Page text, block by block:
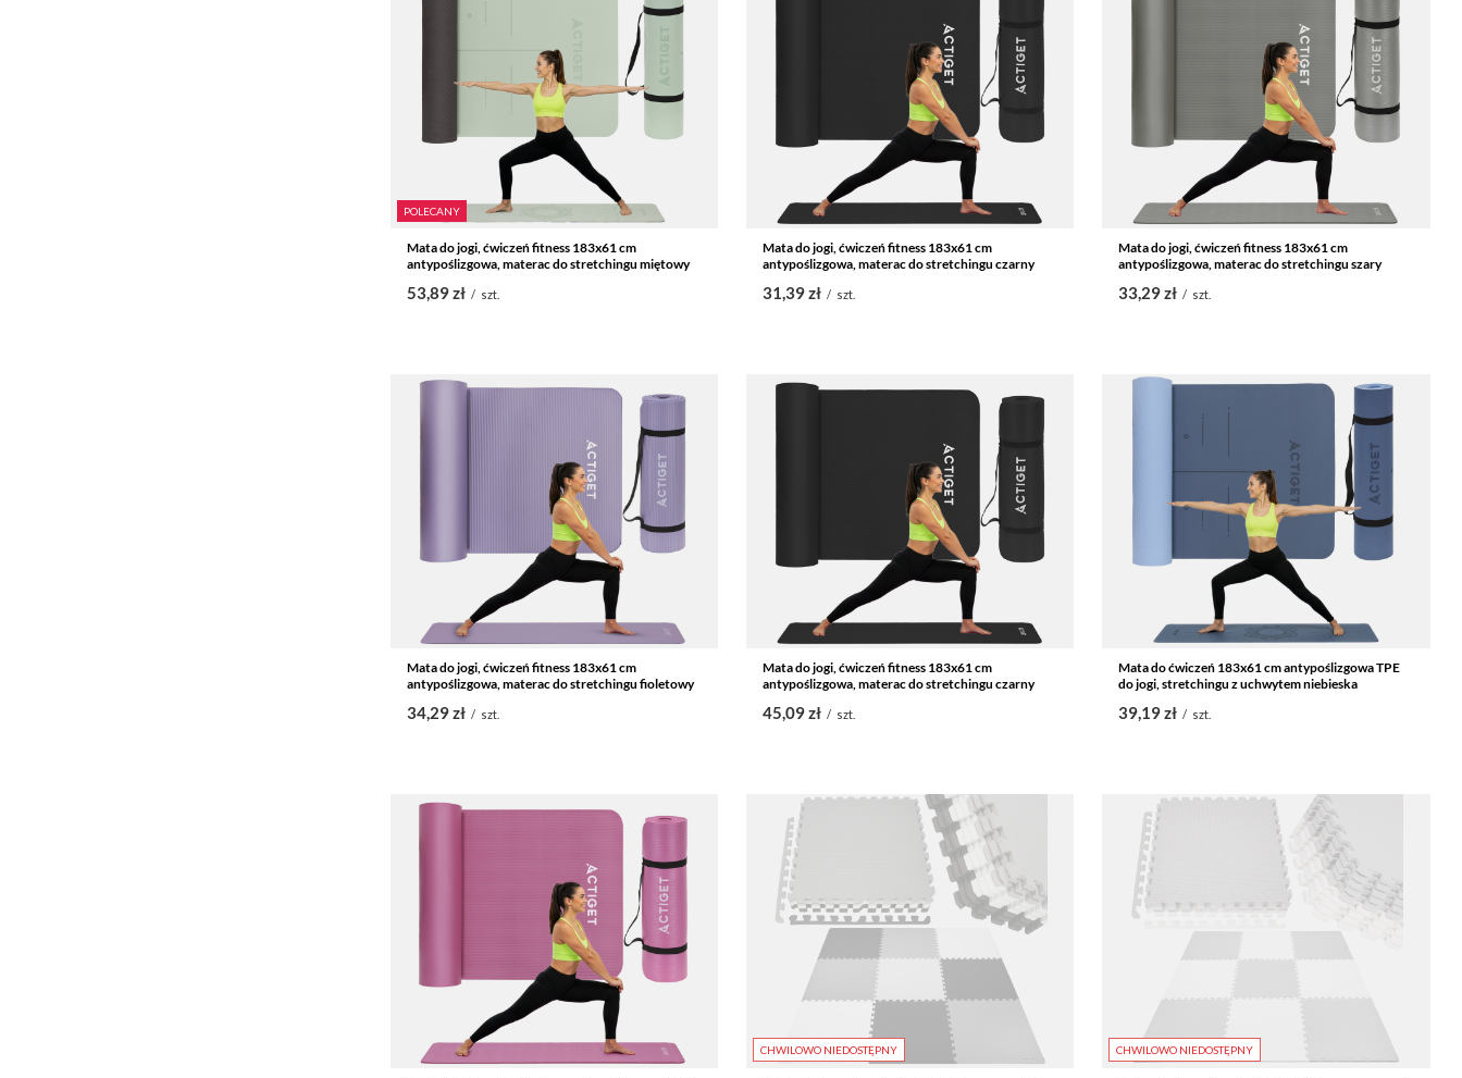
POLECANY
Mata do jogi, ćwiczeń fitness 183x61 cm
antypoślizgowa, materac do stretchingu miętowy
53,89 zł / szt.
Mata do jogi, ćwiczeń fitness 183x61 cm
antypoślizgowa, materac do stretchingu czarny
31,39 zł / szt.
Mata do jogi, ćwiczeń fitness 183x61 cm
antypoślizgowa, materac do stretchingu szary
33,29 zł / szt.
Mata do jogi, ćwiczeń fitness 183x61 cm
antypoślizgowa, materac do stretchingu fioletowy
34,29 zł / szt.
Mata do jogi, ćwiczeń fitness 183x61 cm
antypoślizgowa, materac do stretchingu czarny
45,09 zł / szt.
Mata do ćwiczeń 183x61 cm antypoślizgowa TPE
do jogi, stretchingu z uchwytem niebieska
39,19 zł / szt.
CHWILOWO NIEDOSTĘPNY CHWILOWO NIEDOSTĘPNY